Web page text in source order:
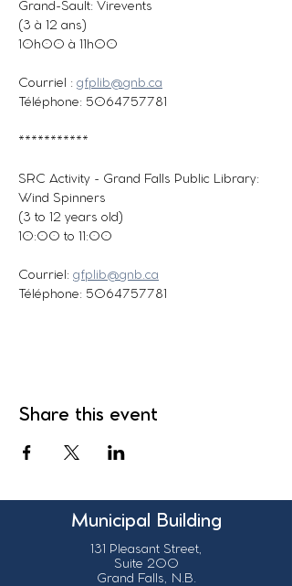
Grand-Sault: Virevents
(3 à 12 ans)
10h00 à 11h00
Courriel : gfplib@gnb.ca
Téléphone: 5064757781
***********
SRC Activity - Grand Falls Public Library:
Wind Spinners
(3 to 12 years old)
10:00 to 11:00
Courriel: gfplib@gnb.ca
Téléphone: 5064757781
Share this event
Municipal Building
131 Pleasant Street,
Suite 200
Grand Falls, N.B.